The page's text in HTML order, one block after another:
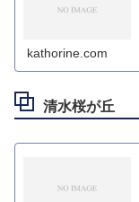
kathorine.com
清水桜が丘